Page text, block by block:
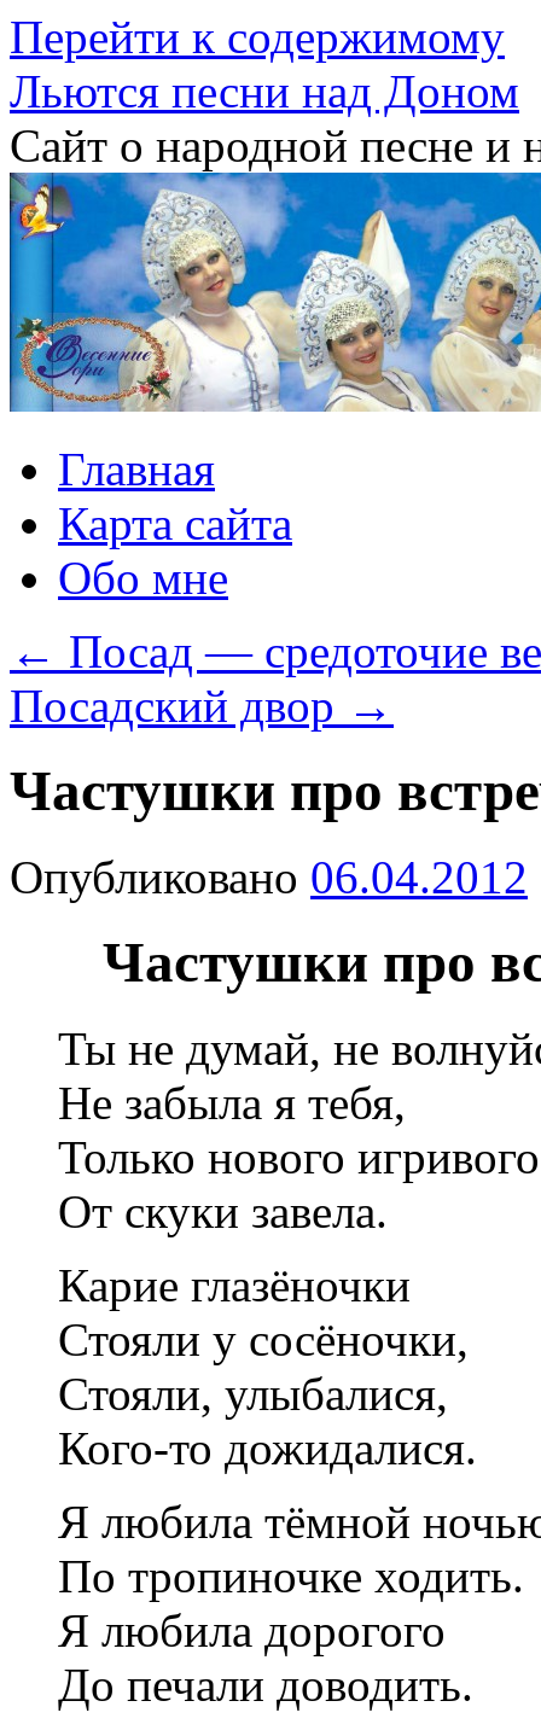
Перейти к содержимому
Льются песни над Доном
Сайт о народной песне и
Главная
Карта сайта
Обо мне
← Посад — средоточие
Посадский двор →
Частушки про
Опубликовано 06.04.2012
Частушки про
Ты не думай, не
Не забыла я тебя,
Только нового игривого
От скуки завела.
Карие глазёночки
Стояли у сосёночки,
Стояли, улыбалися,
Кого-то дожидалися.
Я любила тёмной
По тропиночке ходить.
Я любила дорогого
До печали доводить.